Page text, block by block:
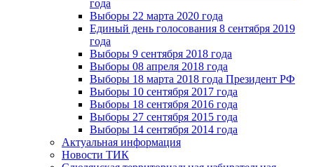
года
Выборы 22 марта 2020 года
Единый день голосования 8 сентября 2019
года
Выборы 9 сентября 2018 года
Выборы 08 апреля 2018 года
Выборы 18 марта 2018 года Президент РФ
Выборы 10 сентября 2017 года
Выборы 18 сентября 2016 года
Выборы 27 сентября 2015 года
Выборы 14 сентября 2014 года
Актуальная информация
Новости ТИК